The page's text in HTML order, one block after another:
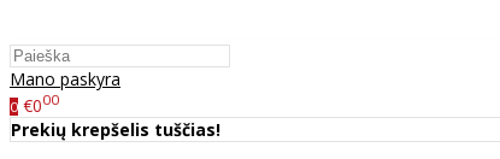
Mano paskyra
0 €000
Prekių krepšelis tuščias!